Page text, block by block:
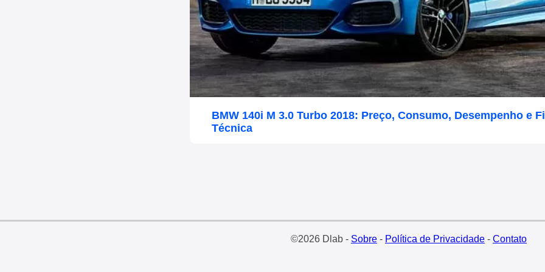
BMW 140i M 3.0 Turbo 2018: Preço, Consumo, Desempenho e
Técnica
©2026 Dlab - Sobre- Política de Privacidade- Contato